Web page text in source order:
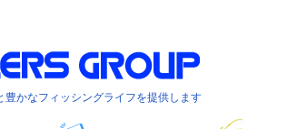
豊かなフィッシングライフを提供します